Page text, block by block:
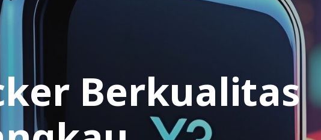
Berkualitas